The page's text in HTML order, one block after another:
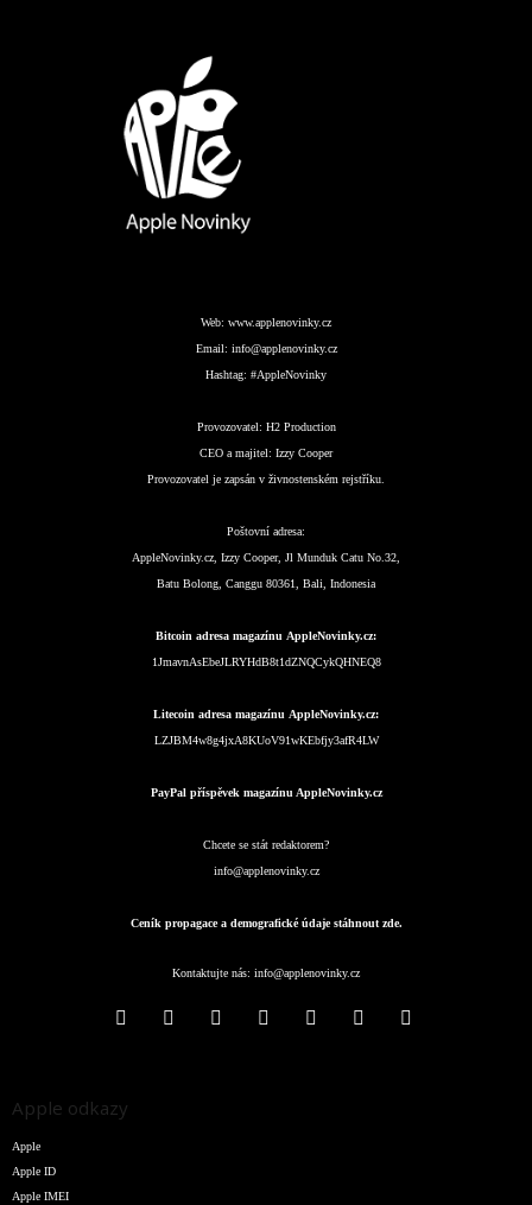
Web: www.applenovinky.cz
Email: info@applenovinky.cz
Hashtag: #AppleNovinky
Provozovatel: H2 Production
CEO a majitel: Izzy Cooper
Provozovatel je zapsán v živnostenském rejstříku.
Poštovní adresa:
AppleNovinky.cz, Izzy Cooper, Jl Munduk Catu No.32,
Batu Bolong, Canggu 80361, Bali, Indonesia
Bitcoin adresa magazínu AppleNovinky.cz:
1JmavnAsEbeJLRYHdB8t1dZNQCykQHNEQ8
Litecoin adresa magazínu AppleNovinky.cz:
LZJBM4w8g4jxA8KUoV91wKEbfjy3afR4LW
PayPal příspěvek magazínu AppleNovinky.cz
Chcete se stát redaktorem?
info@applenovinky.cz
Ceník propagace a demografické údaje stáhnout zde.
Kontaktujte nás: info@applenovinky.cz
Apple odkazy
Apple
Apple ID
Apple IMEI